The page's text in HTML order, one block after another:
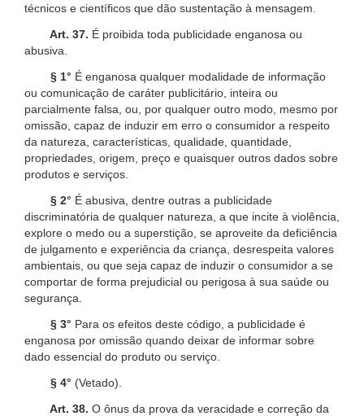
técnicos e científicos que dão sustentação à mensagem.
Art. 37. É proibida toda publicidade enganosa ou
abusiva.
§ 1° É enganosa qualquer modalidade de informação
ou comunicação de caráter publicitário, inteira ou
parcialmente falsa, ou, por qualquer outro modo, mesmo por
omissão, capaz de induzir em erro o consumidor a respeito
da natureza, características, qualidade, quantidade,
propriedades, origem, preço e quaisquer outros dados sobre
produtos e serviços.
§ 2° É abusiva, dentre outras a publicidade
discriminatória de qualquer natureza, a que incite à violência,
explore o medo ou a superstição, se aproveite da deficiência
de julgamento e experiência da criança, desrespeita valores
ambientais, ou que seja capaz de induzir o consumidor a se
comportar de forma prejudicial ou perigosa à sua saúde ou
segurança.
§ 3° Para os efeitos deste código, a publicidade é
enganosa por omissão quando deixar de informar sobre
dado essencial do produto ou serviço.
§ 4° (Vetado).
Art. 38. O ônus da prova da veracidade e correção da